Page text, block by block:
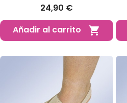
24,90 €
Añadir al carrito
